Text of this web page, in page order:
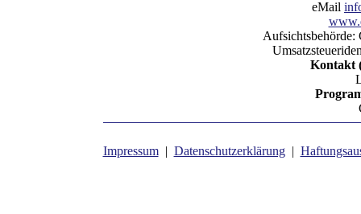
eMail
Aufsichtsbehörde:
Kontakt
Impressum| Datenschutzerklärung|